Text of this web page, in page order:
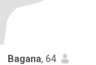
Bagana, 64